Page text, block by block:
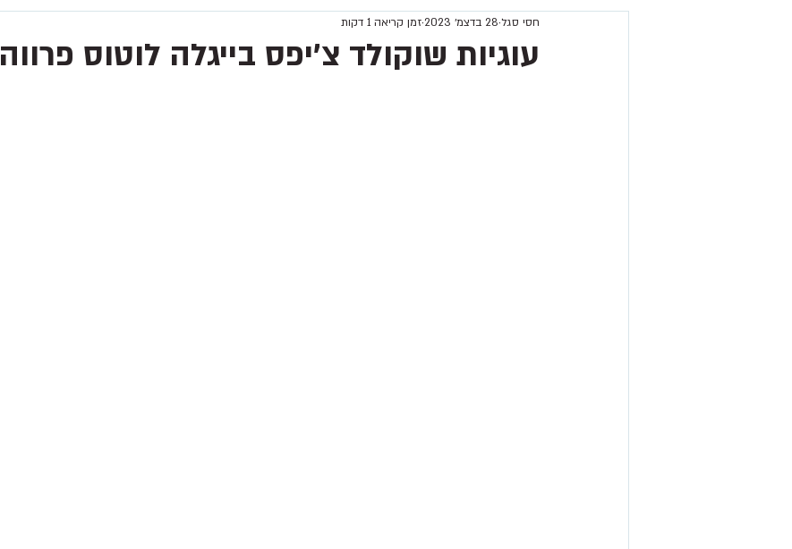
עוגיות שוקולד צ׳יפס בייגלה לוטוס פרווה
חסי סגל 28 בדצמ׳ 2023 זמן קריאה 1 דקות